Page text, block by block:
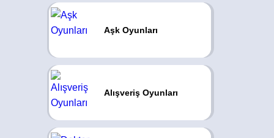
Aşk Oyunları
Alışveriş Oyunları